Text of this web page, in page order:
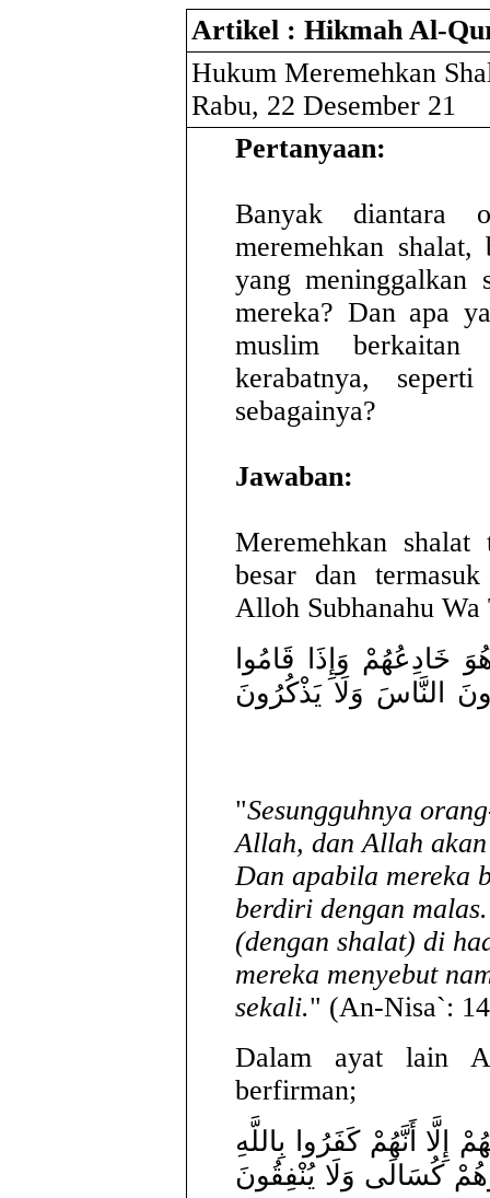
Artikel : Hikmah Al-
Hukum Meremehkan
Rabu, 22 Desember 21
Pertanyaan:
Banyak diantara
meremehkan shalat,
yang meninggalkan
mereka? Dan apa
muslim berkaitan
kerabatnya,
sebagainya?
Jawaban:
Meremehkan shalat
besar dan
Alloh Subhanahu
خَادِعُهُمْ وَإِذَا قَامُوا
النَّاسَ وَلَا يَذْكُرُونَ
"Sesungguhnya
Allah, dan Allah
Dan apabila mereka
berdiri dengan
(dengan shalat) di
mereka menyebut
sekali." (An-Nisa`:
Dalam ayat lain
berfirman;
إِلَّا أَنَّهُمْ كَفَرُوا بِاللَّهِ
كُسَالَى وَلَا يُنْفِقُونَ